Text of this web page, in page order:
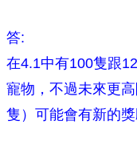
答:
在4.1中有100隻跟
寵物，不過未來更
隻）可能會有新的獎